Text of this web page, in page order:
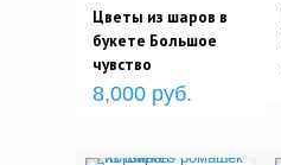
Цветы из шаров в
букете Большое
чувство
8,000 руб.